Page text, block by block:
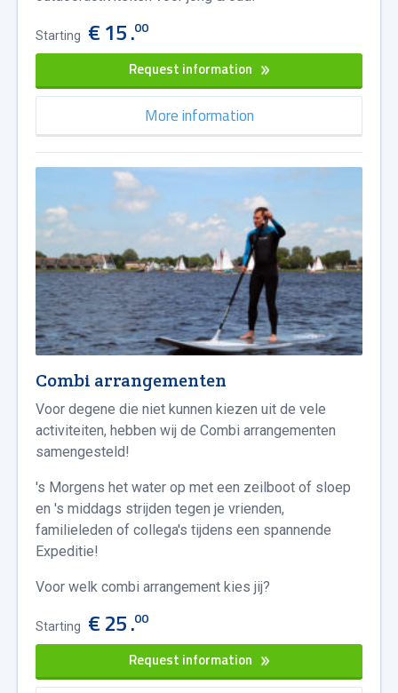
Starting € 15 .00
Request information
More information
Combi arrangementen
Voor degene die niet kunnen kiezen uit de vele
activiteiten, hebben wij de Combi arrangementen
samengesteld!
's Morgens het water op met een zeilboot of sloep
en 's middags strijden tegen je vrienden,
familieleden of collega's tijdens een spannende
Expeditie!
Voor welk combi arrangement kies jij?
Starting € 25 .00
Request information